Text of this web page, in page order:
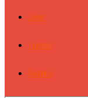
Loker
Layanan
Redaksi